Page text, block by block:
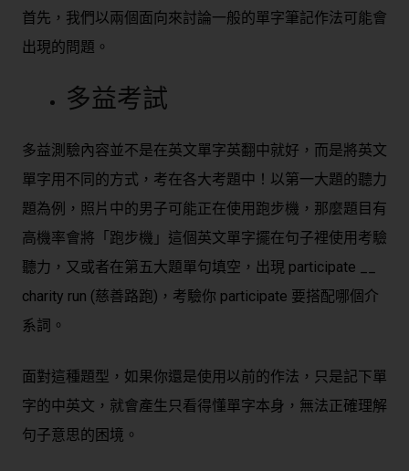
首先，我們以兩個面向來討論一般的單字筆記作法可能會
出現的問題。
多益考試
多益測驗內容並不是在英文單字英翻中就好，而是將英文
單字用不同的方式，考在各大考題中！以第一大題的聽力
題為例，照片中的男子可能正在使用跑步機，那麼題目有
高機率會將「跑步機」這個英文單字擺在句子裡使用考驗
聽力，又或者在第五大題單句填空，出現 participate __
charity run (慈善路跑)，考驗你 participate 要搭配哪個介
系詞。
面對這種題型，如果你還是使用以前的作法，只是記下單
字的中英文，就會產生只看得懂單字本身，無法正確理解
句子意思的困境。